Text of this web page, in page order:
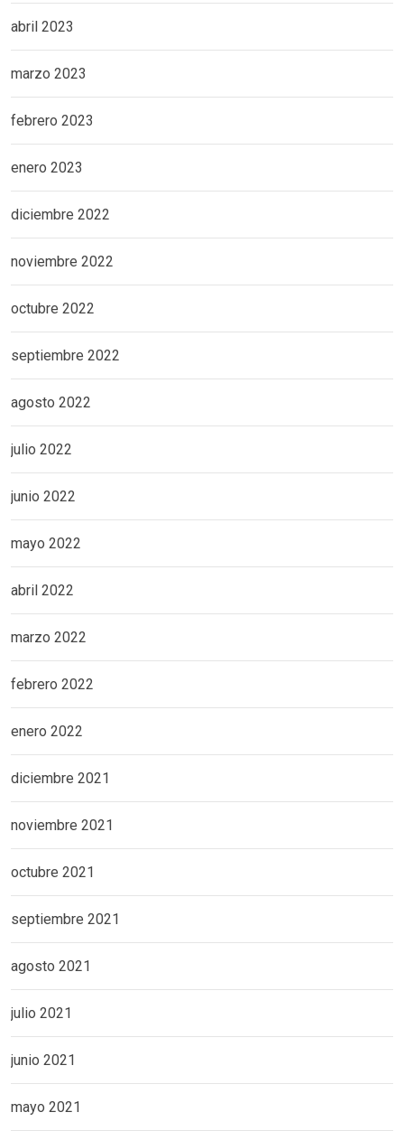
abril 2023
marzo 2023
febrero 2023
enero 2023
diciembre 2022
noviembre 2022
octubre 2022
septiembre 2022
agosto 2022
julio 2022
junio 2022
mayo 2022
abril 2022
marzo 2022
febrero 2022
enero 2022
diciembre 2021
noviembre 2021
octubre 2021
septiembre 2021
agosto 2021
julio 2021
junio 2021
mayo 2021